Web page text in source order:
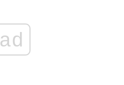
ad